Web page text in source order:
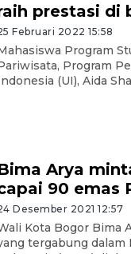
prestasi di
Februari 2022 15:58
Program
Program
(UI), Aida
Arya
90 emas
Desember 2021 12:57
Kota Bogor Bima
tergabung dalam